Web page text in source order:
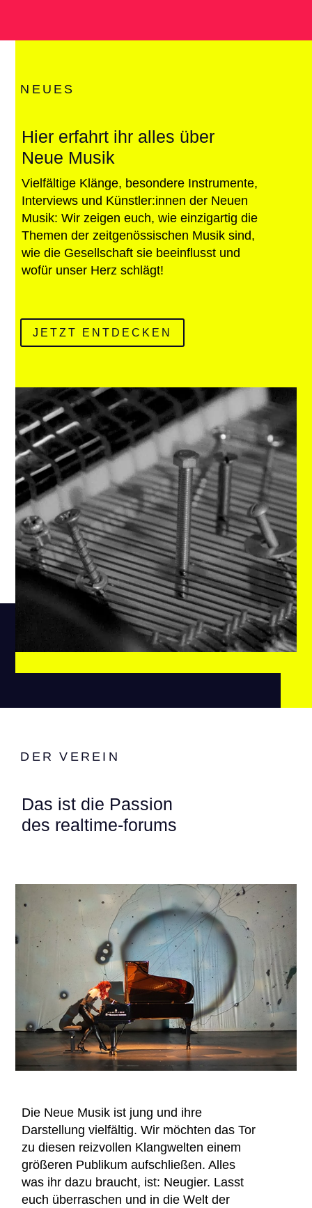
NEUES
Hier erfahrt ihr alles über
Neue Musik
Vielfältige Klänge, besondere Instrumente,
Interviews und Künstler:innen der Neuen
Musik: Wir zeigen euch, wie einzigartig die
Themen der zeitgenössischen Musik sind,
wie die Gesellschaft sie beeinflusst und
wofür unser Herz schlägt!
JETZT ENTDECKEN
DER VEREIN
Das ist die Passion
des realtime-forums
Die Neue Musik ist jung und ihre
Darstellung vielfältig. Wir möchten das Tor
zu diesen reizvollen Klangwelten einem
größeren Publikum aufschließen. Alles
was ihr dazu braucht, ist: Neugier. Lasst
euch überraschen und in die Welt der